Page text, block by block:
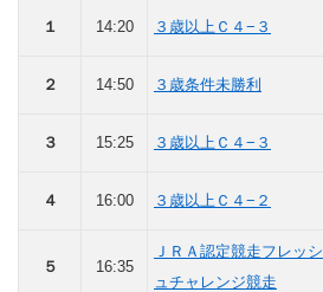
１ 14:20 ３歳以上Ｃ４−３
２ 14:50 ３歳条件未勝利
３ 15:25 ３歳以上Ｃ４−３
４ 16:00 ３歳以上Ｃ４−２
５ 16:35
ＪＲＡ認定競走フレッシ
ュチャレンジ競走